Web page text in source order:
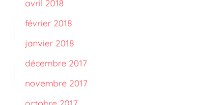
avril 2018
février 2018
janvier 2018
décembre 2017
novembre 2017